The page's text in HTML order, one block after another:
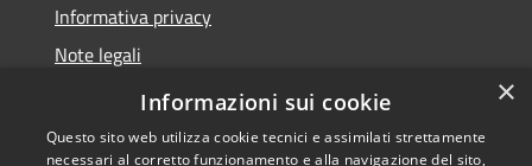
Informativa privacy
Note legali
Dichiarazione di accessibilità
×
Informazioni sui cookie
Questo sito web utilizza cookie tecnici e assimilati strettamente
necessari al corretto funzionamento e alla navigazione del sito,